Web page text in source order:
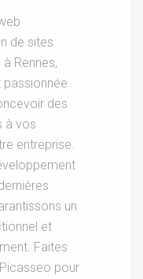
de sites
Rennes,
passionnée
des
à vos
entreprise.
un
et
Faites
pour